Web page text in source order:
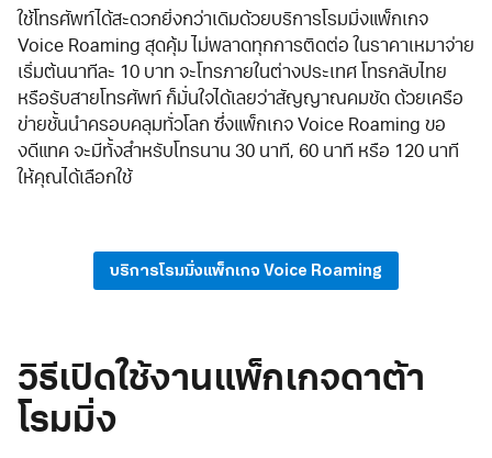
ใช้โทรศัพท์ได้สะดวกยิ่งกว่าเดิมด้วยบริการโรมมิ่งแพ็กเกจ
Voice Roaming สุดคุ้ม ไม่พลาดทุกการติดต่อ ในราคาเหมาจ่าย
เริ่มต้นนาทีละ 10 บาท จะโทรภายในต่างประเทศ โทรกลับไทย
หรือรับสายโทรศัพท์ ก็มั่นใจได้เลยว่าสัญญาณคมชัด ด้วยเครือ
ข่ายชั้นนำครอบคลุมทั่วโลก ซึ่งแพ็กเกจ Voice Roaming ขอ
งดีแทค จะมีทั้งสำหรับโทรนาน 30 นาที, 60 นาที หรือ 120 นาที
ให้คุณได้เลือกใช้
บริการโรมมิ่งแพ็กเกจ Voice Roaming
วิธีเปิดใช้งานแพ็กเกจดาต้า
โรมมิ่ง